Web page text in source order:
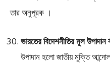
তার অনুপূরক ।
ভারতের বিদেশনীতির মূল উপাদান
উপাদান হলো জাতীয় মুক্তি